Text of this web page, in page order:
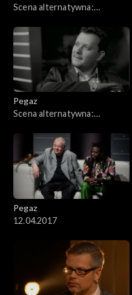
Scena alternatywna:
Pegaz
Scena alternatywna:
Pegaz
12.04.2017